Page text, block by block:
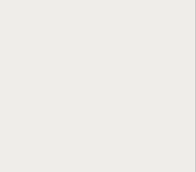
na adresu: